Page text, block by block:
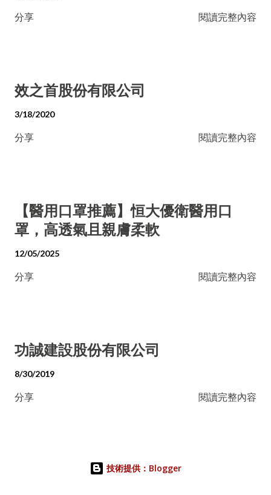
分享 閱讀完整內容
效之首股份有限公司
3/18/2020
分享 閱讀完整內容
【醫用口罩推薦】恒大優衛醫用口
罩，高透氣且親膚柔軟
12/05/2025
分享 閱讀完整內容
功誠建設股份有限公司
8/30/2019
分享 閱讀完整內容
技術提供：Blogger